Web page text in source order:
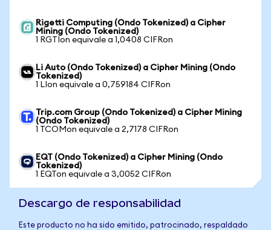
Rigetti Computing (Ondo Tokenized) a Cipher
Mining (Ondo Tokenized)
1 RGTIon equivale a 1,0408 CIFRon
Li Auto (Ondo Tokenized) a Cipher Mining (Ondo
Tokenized)
1 LIon equivale a 0,759184 CIFRon
Trip.com Group (Ondo Tokenized) a Cipher Mining
(Ondo Tokenized)
1 TCOMon equivale a 2,7178 CIFRon
EQT (Ondo Tokenized) a Cipher Mining (Ondo
Tokenized)
1 EQTon equivale a 3,0052 CIFRon
Descargo de responsabilidad
Este producto no ha sido emitido, patrocinado, respaldado